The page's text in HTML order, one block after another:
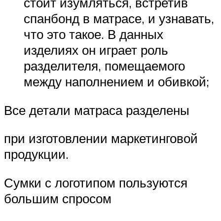
спанбонд в матрасе, и узнавать,
что это такое. В данных
изделиях он играет роль
разделителя, помещаемого
между наполнением и обивкой;
Все детали матраса разделены
при изготовлении маркетинговой
продукции.
Сумки с логотипом пользуются
большим спросом